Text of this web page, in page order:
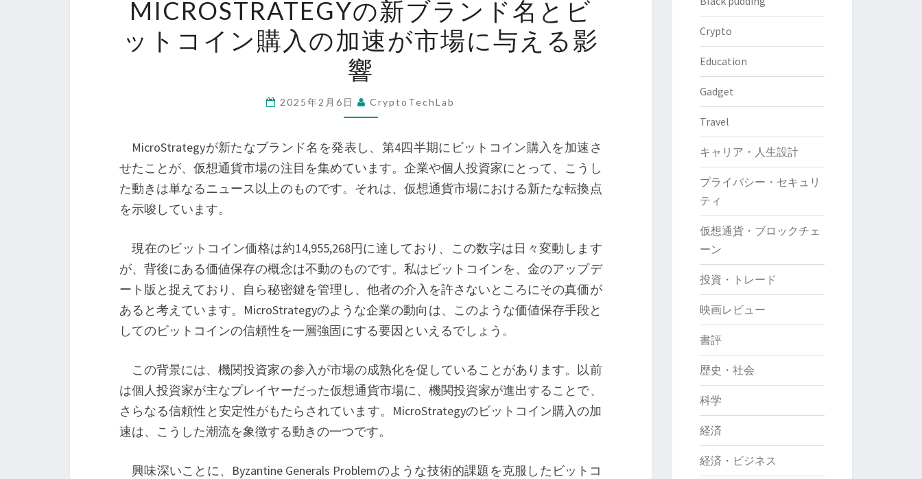
の
新
ブ
ラ
ン
ド
と
ビ
ッ
イ
ン
購
入
の
加
速
が
市
に
MICROSTRATEGYの新ブランド名とビ
ットコイン購入の加速が市場に与える影
響
2025年2月6日 CryptoTechLab
MicroStrategyが新たなブランド名を発表し、第4四半期にビットコイン購入を加速さ
せたことが、仮想通貨市場の注目を集めています。企業や個人投資家にとって、こうし
た動きは単なるニュース以上のものです。それは、仮想通貨市場における新たな転換点
を示唆しています。
現在のビットコイン価格は約14,955,268円に達しており、この数字は日々変動します
が、背後にある価値保存の概念は不動のものです。私はビットコインを、金のアップデ
ート版と捉えており、自ら秘密鍵を管理し、他者の介入を許さないところにその真価が
あると考えています。MicroStrategyのような企業の動向は、このような価値保存手段と
してのビットコインの信頼性を一層強固にする要因といえるでしょう。
この背景には、機関投資家の参入が市場の成熟化を促していることがあります。以前
は個人投資家が主なプレイヤーだった仮想通貨市場に、機関投資家が進出することで、
さらなる信頼性と安定性がもたらされています。MicroStrategyのビットコイン購入の加
速は、こうした潮流を象徴する動きの一つです。
興味深いことに、Byzantine Generals Problemのような技術的課題を克服したビットコ
Crypto
Education
Gadget
Travel
キャリア・人生設計
プライバシー・セキュリ
ティ
仮想通貨・ブロックチェ
ーン
投資・トレード
映画レビュー
書評
歴史・社会
科学
経済
経済・ビジネス